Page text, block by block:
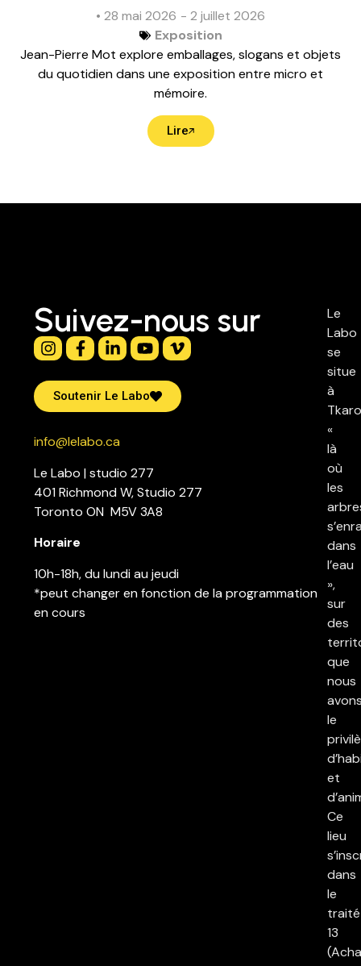
• 28 mai 2026 - 2 juillet 2026
Exposition
Jean-Pierre Mot explore emballages, slogans et objets
du quotidien dans une exposition entre micro et
mémoire.
Lire
Suivez-nous sur
Soutenir Le Labo
info@lelabo.ca
Le Labo | studio 277
401 Richmond W, Studio 277
Toronto ON M5V 3A8
Horaire
10h-18h, du lundi au jeudi
*peut changer en fonction de la programmation
en cours
Le
Labo
se
situe
à
«
là
où
les
dans
l’eau
»,
sur
des
que
nous
le
et
Ce
lieu
dans
le
traité
13